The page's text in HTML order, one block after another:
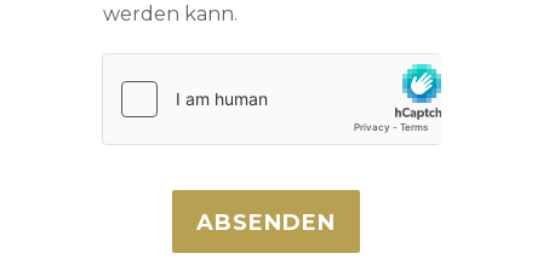
werden kann.
ABSENDEN